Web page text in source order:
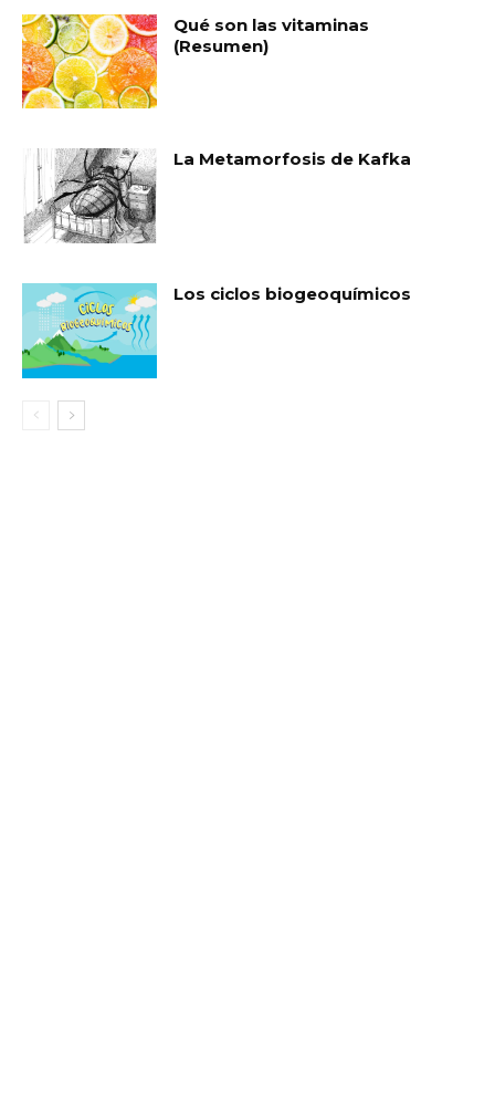
Qué son las vitaminas
(Resumen)
La Metamorfosis de Kafka
Los ciclos biogeoquímicos